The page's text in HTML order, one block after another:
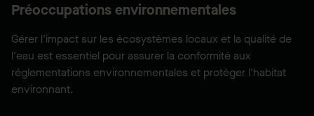
Préoccupations environnementales
Gérer l'impact sur les écosystèmes locaux et la qualité de
l'eau est essentiel pour assurer la conformité aux
réglementations environnementales et protéger l'habitat
environnant.